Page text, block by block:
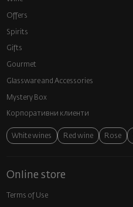
Offers
Spirits
Gifts
Gourmet
Glassware and Аccessories
Mystery Box
Корпоративни клиенти
White wines Red wine Rose
Online store
Terms of Use